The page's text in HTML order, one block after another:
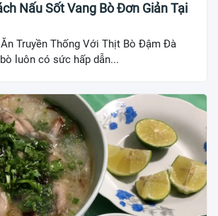
Nấu Sốt Vang Bò Đơn Giản Tại
Truyền Thống Với Thịt Bò Đậm Đà
luôn có sức hấp dẫn...